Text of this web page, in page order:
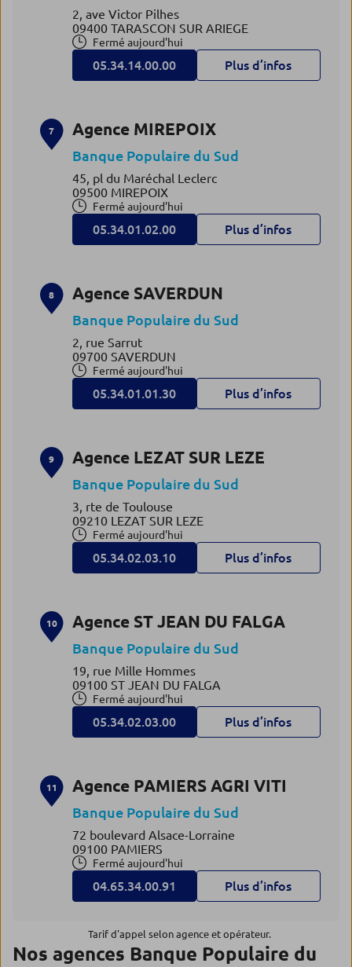
2, ave Victor Pilhes
09400 TARASCON SUR ARIEGE
Fermé aujourd'hui
05.34.14.00.00 Plus d’infos
7 Agence MIREPOIX
Banque Populaire du Sud
45, pl du Maréchal Leclerc
09500 MIREPOIX
Fermé aujourd'hui
05.34.01.02.00 Plus d’infos
8 Agence SAVERDUN
Banque Populaire du Sud
2, rue Sarrut
09700 SAVERDUN
Fermé aujourd'hui
05.34.01.01.30 Plus d’infos
9 Agence LEZAT SUR LEZE
Banque Populaire du Sud
3, rte de Toulouse
09210 LEZAT SUR LEZE
Fermé aujourd'hui
05.34.02.03.10 Plus d’infos
10 Agence ST JEAN DU FALGA
Banque Populaire du Sud
19, rue Mille Hommes
09100 ST JEAN DU FALGA
Fermé aujourd'hui
05.34.02.03.00 Plus d’infos
11 Agence PAMIERS AGRI VITI
Banque Populaire du Sud
72 boulevard Alsace-Lorraine
09100 PAMIERS
Fermé aujourd'hui
04.65.34.00.91 Plus d’infos
Tarif d'appel selon agence et opérateur.
Nos agences Banque Populaire du